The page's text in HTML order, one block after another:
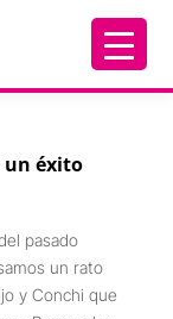
un éxito
pasado
un rato
y Conchi que